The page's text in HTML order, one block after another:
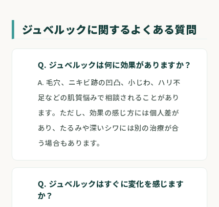
ジュベルックに関するよくある質問
Q. ジュベルックは何に効果がありますか？
A. 毛穴、ニキビ跡の凹凸、小じわ、ハリ不
足などの肌質悩みで相談されることがあり
ます。ただし、効果の感じ方には個人差が
あり、たるみや深いシワには別の治療が合
う場合もあります。
Q. ジュベルックはすぐに変化を感じます
か？